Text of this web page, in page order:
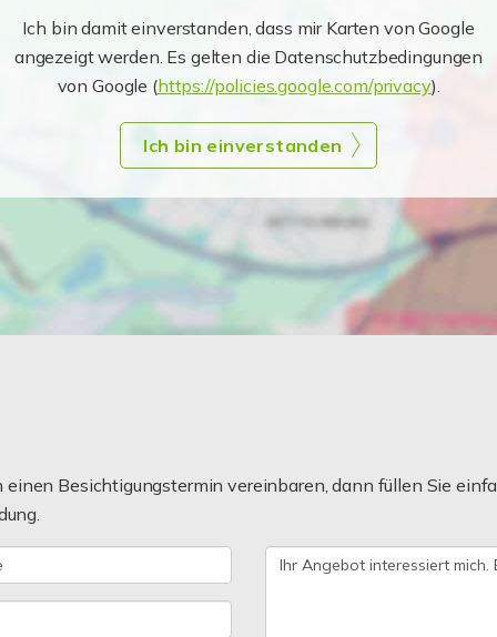
Ich bin damit einverstanden, dass mir Karten von Google
angezeigt werden. Es gelten die Datenschutzbedingungen
von Google (https://policies.google.com/privacy).
Ich bin einverstanden
Besichtigungstermin vereinbaren, dann füllen Sie